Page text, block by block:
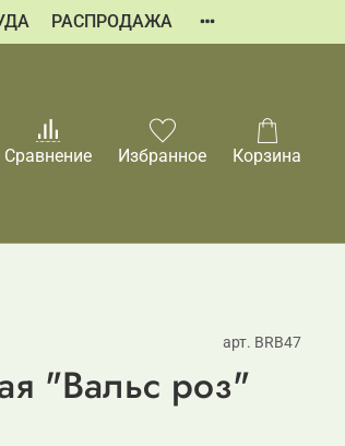
РАСПРОДАЖА
Сравнение Избранное Корзина
арт. BRB47
"Вальс роз"